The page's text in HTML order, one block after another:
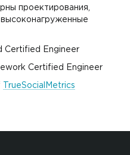
проектирования,
Certified Engineer
Certified Engineer
TrueSocialMetrics